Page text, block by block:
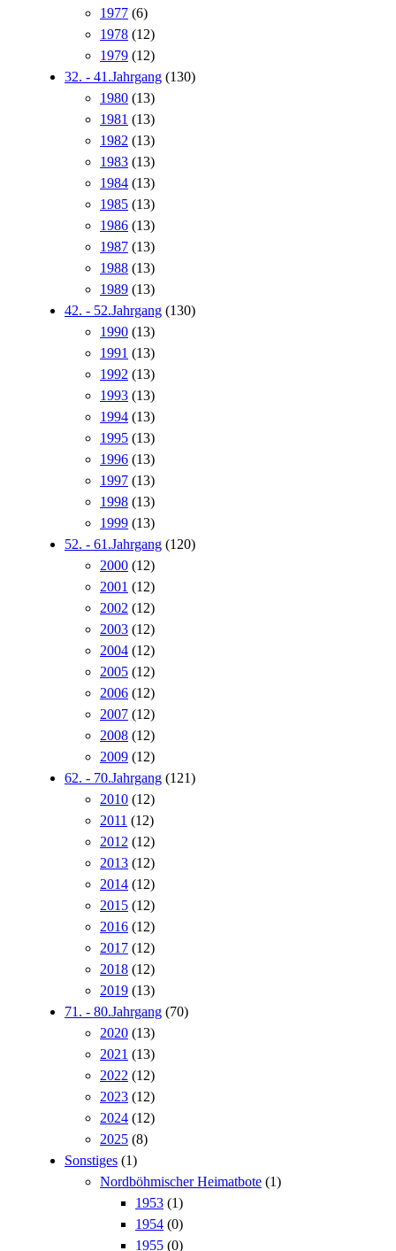
1977 (6)
1978 (12)
1979 (12)
32. - 41.Jahrgang (130)
1980 (13)
1981 (13)
1982 (13)
1983 (13)
1984 (13)
1985 (13)
1986 (13)
1987 (13)
1988 (13)
1989 (13)
42. - 52.Jahrgang (130)
1990 (13)
1991 (13)
1992 (13)
1993 (13)
1994 (13)
1995 (13)
1996 (13)
1997 (13)
1998 (13)
1999 (13)
52. - 61.Jahrgang (120)
2000 (12)
2001 (12)
2002 (12)
2003 (12)
2004 (12)
2005 (12)
2006 (12)
2007 (12)
2008 (12)
2009 (12)
62. - 70.Jahrgang (121)
2010 (12)
2011 (12)
2012 (12)
2013 (12)
2014 (12)
2015 (12)
2016 (12)
2017 (12)
2018 (12)
2019 (13)
71. - 80.Jahrgang (70)
2020 (13)
2021 (13)
2022 (12)
2023 (12)
2024 (12)
2025 (8)
Sonstiges (1)
Nordböhmischer Heimatbote (1)
1953 (1)
1954 (0)
1955 (0)